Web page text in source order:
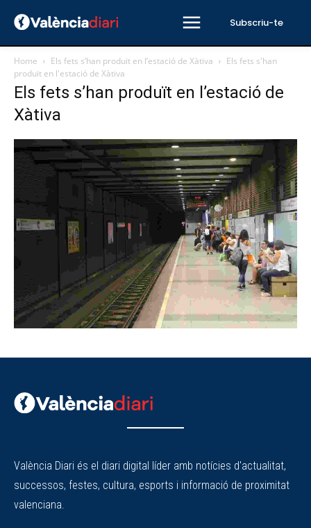
Subscriu-te
Home Els fets s’han produït en l’estació de Xàtiva
Els fets s'han
produït en l'estació de Xàtiva
Els fets s’han produït en l’estació de
Xàtiva
València Diari és el diari digital líder amb notícies d'actualitat,
successos, festes, cultura, esports i informació de proximitat
valenciana.